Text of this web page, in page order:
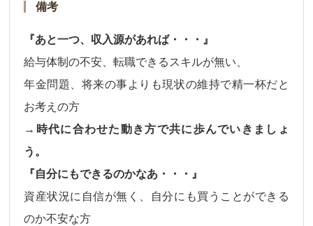
備考
『あと一つ、収入源があれば・・・』
給与体制の不安、転職できるスキルが無い、
年金問題、将来の事よりも現状の維持で精一杯だと
お考えの方
→時代に合わせた動き方で共に歩んでいきましょ
う。
『自分にもできるのかなあ・・・』
資産状況に自信が無く、自分にも買うことができる
のか不安な方